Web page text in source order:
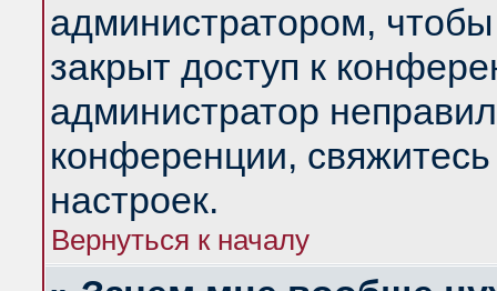
администратором,
закрыт доступ к
администратор
конференции,
настроек.
Вернуться к началу